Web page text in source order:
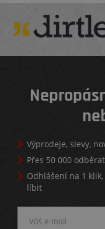
Výprodeje, slevy,
Přes 50 000
Odhlášení na 1
líbit